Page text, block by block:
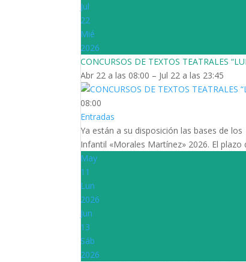
Jul
22
Mié
2026
CONCURSOS DE TEXTOS TEATRALES
Abr 22 a las 08:00 – Jul 22 a las 23:45
08:00
Entradas
Ya están a su disposición las bases de
Infantil «Morales Martínez» 2026. El
May
11
Lun
2026
Jun
13
Sáb
2026